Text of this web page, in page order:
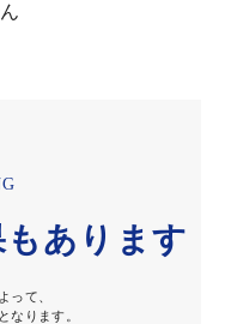
あります
って、
なります。